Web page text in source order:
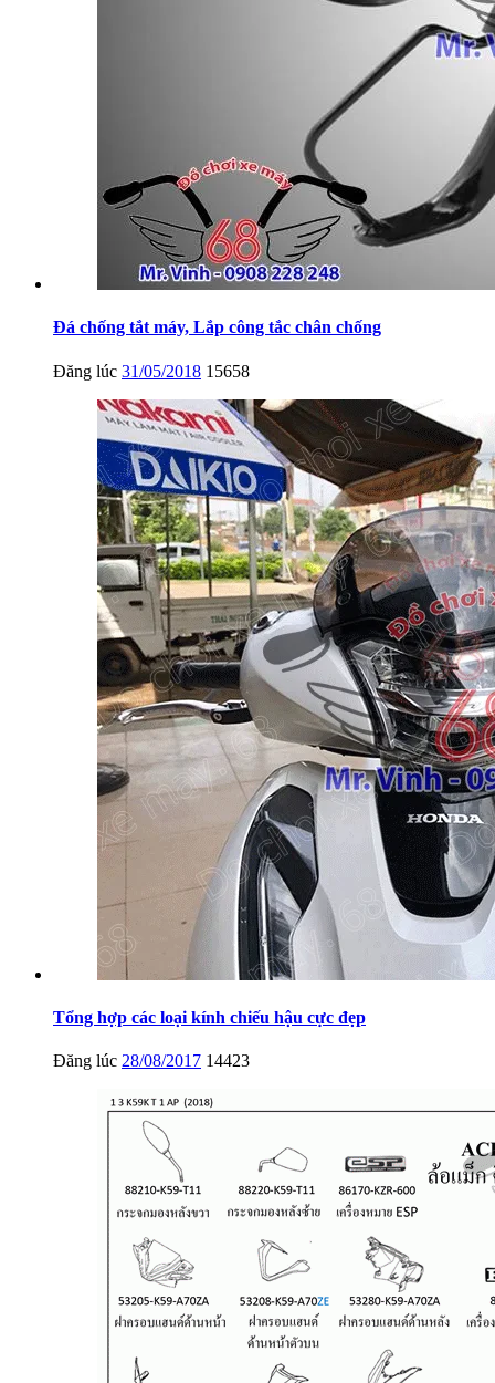
Đá chống tắt máy, Lắp công tắc chân chống
Đăng lúc 31/05/2018 15658
Tổng hợp các loại kính chiếu hậu cực đẹp
Đăng lúc 28/08/2017 14423